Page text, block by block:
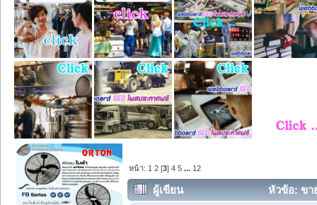
หน้า: 1 2 [3]4 5 ... 12
ผู้เขียน
หัวข้อ: ขา